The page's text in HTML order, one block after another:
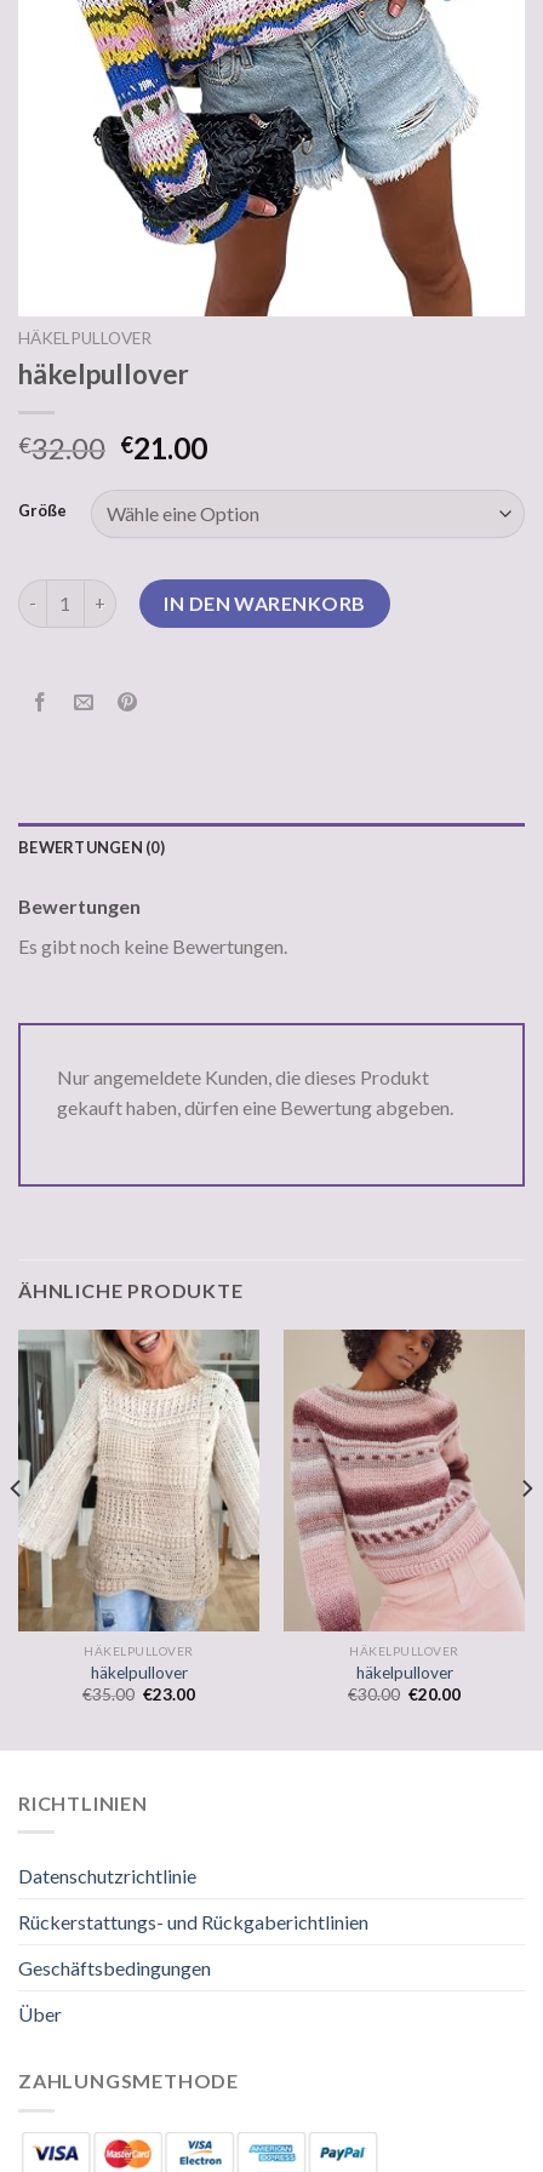
HÄKELPULLOVER
häkelpullover
€32.00 €21.00
Größe
häkelpullover MengeIN DEN WARENKORB
BEWERTUNGEN (0)
Bewertungen
Es gibt noch keine Bewertungen.
Nur angemeldete Kunden, die dieses Produkt
gekauft haben, dürfen eine Bewertung abgeben.
ÄHNLICHE PRODUKTE
HÄKELPULLOVER
häkelpullover
€35.00 €23.00
HÄKELPULLOVER
häkelpullover
€30.00 €20.00
RICHTLINIEN
Datenschutzrichtlinie
Rückerstattungs- und Rückgaberichtlinien
Geschäftsbedingungen
Über
ZAHLUNGSMETHODE